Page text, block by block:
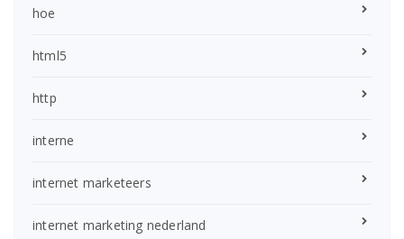
hoe
html5
http
interne
internet marketeers
internet marketing nederland